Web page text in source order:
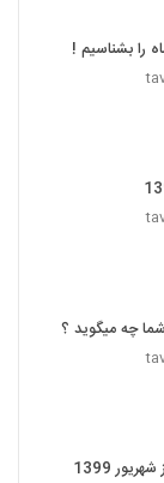
را بشناسیم !
چه میگوید ؟
1399